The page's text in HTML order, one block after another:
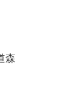
森